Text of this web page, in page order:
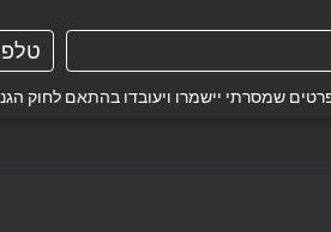
יישמרו ויעובדו בהתאם לחוק הגנת הפרטיות,